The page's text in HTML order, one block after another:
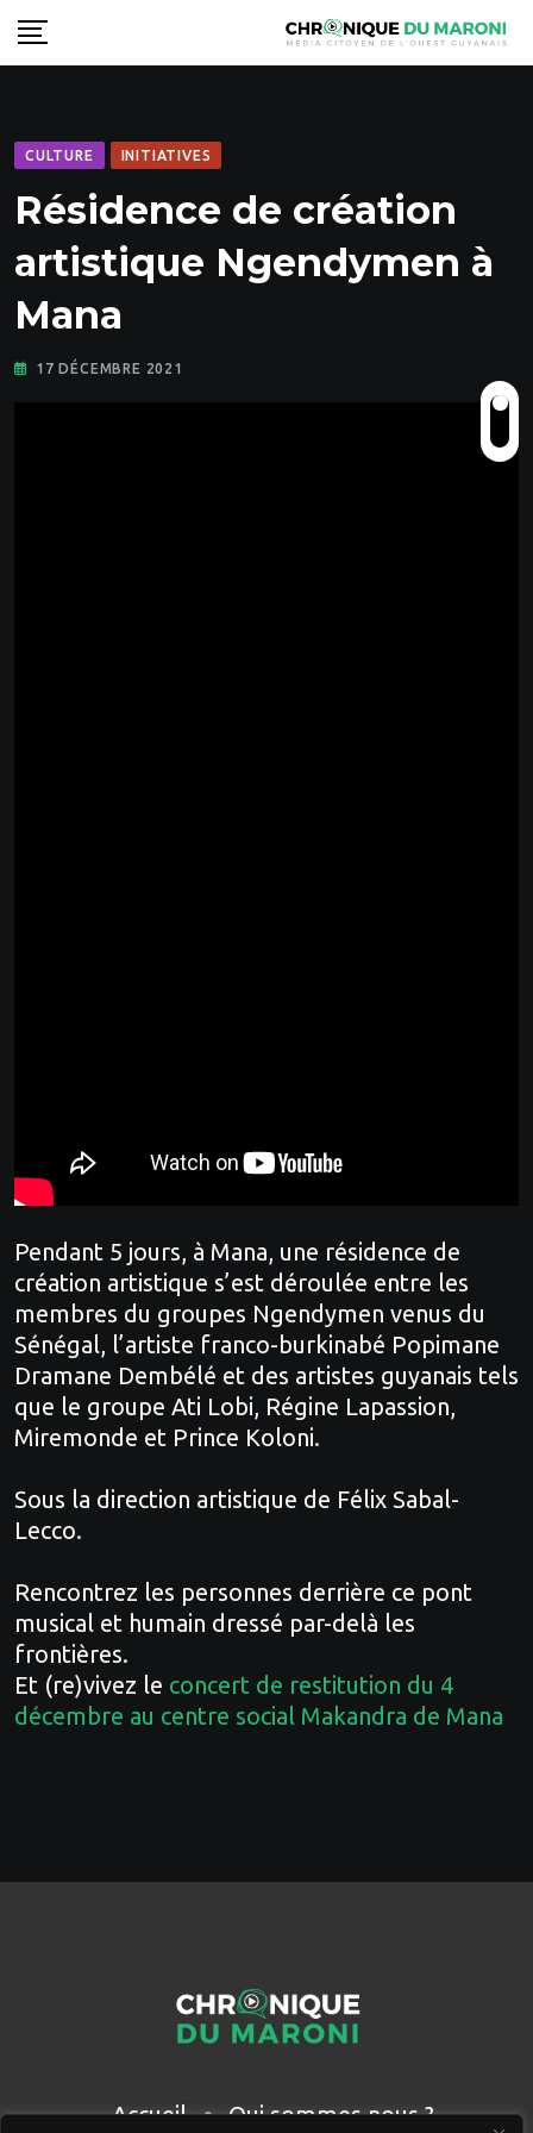
Skip
to
CULTURE INITIATIVES
Résidence de création
artistique Ngendymen à
Mana
17 DÉCEMBRE 2021
Pendant 5 jours, à Mana, une résidence de
création artistique s’est déroulée entre les
membres du groupes Ngendymen venus du
Sénégal, l’artiste franco-burkinabé Popimane
Dramane Dembélé et des artistes guyanais tels
que le groupe Ati Lobi, Régine Lapassion,
Miremonde et Prince Koloni.
Sous la direction artistique de Félix Sabal-
Lecco.
Rencontrez les personnes derrière ce pont
musical et humain dressé par-delà les
frontières.
Et (re)vivez le concert de restitution du 4
décembre au centre social Makandra de Mana
Accueil Qui sommes nous ?